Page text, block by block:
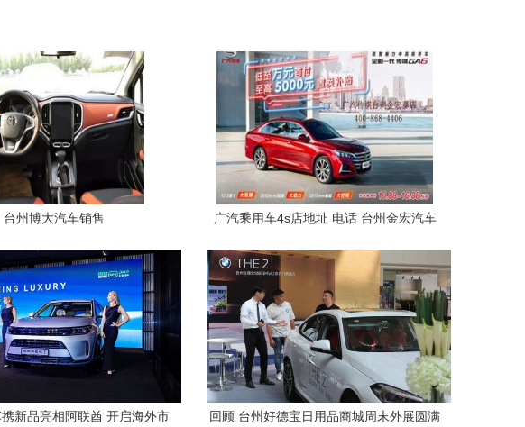
台州博大汽车销售
广汽乘用车4s店地址 电话 台州金宏汽车
新品亮相阿联酋 开启海外市 回顾 台州好德宝日用品商城周末外展圆满